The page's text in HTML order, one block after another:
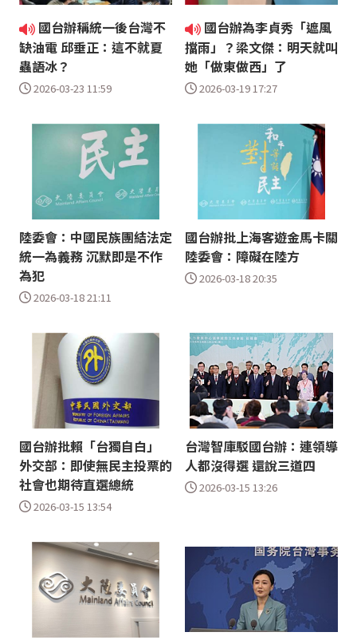
國台辦稱統一後台灣不
缺油電 邱垂正：這不就夏
蟲語冰？
2026-03-23 11:59
國台辦為李貞秀「遮風
擋雨」？梁文傑：明天就叫
她「做東做西」了
2026-03-19 17:27
陸委會：中國民族團結法定
統一為義務 沉默即是不作
為犯
2026-03-18 21:11
國台辦批上海客遊金馬卡關
陸委會：障礙在陸方
2026-03-18 20:35
國台辦批賴「台獨自白」
外交部：即使無民主投票的
社會也期待直選總統
2026-03-15 13:54
台灣智庫駁國台辦：連領導
人都沒得選 還說三道四
2026-03-15 13:26